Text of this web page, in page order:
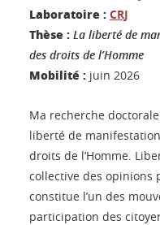
Laboratoire : CRJ
Thèse : La liberté de
des droits de l’Homme
Mobilité : juin 2026
Ma recherche
liberté de
droits de l’Homme.
collective des opinions
constitue l’un des
participation des